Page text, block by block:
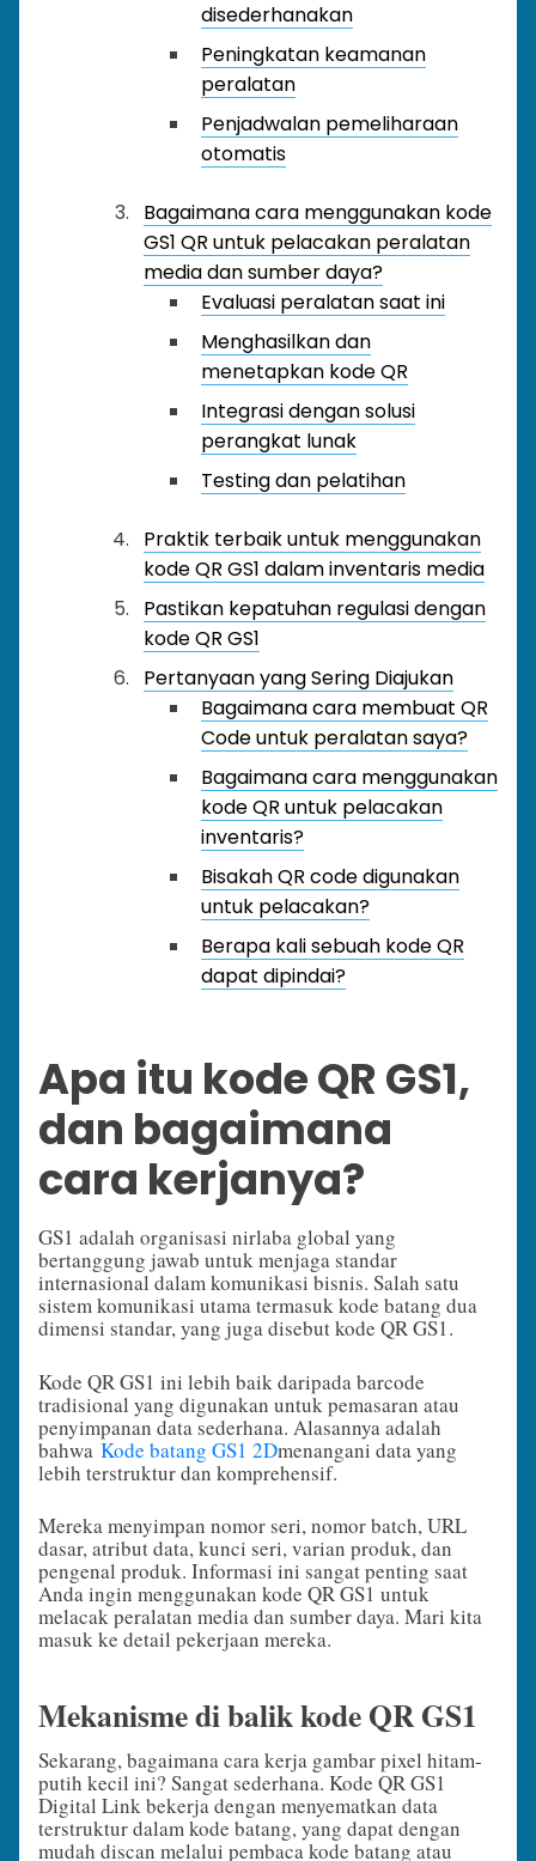
disederhanakan
Peningkatan keamanan
peralatan
Penjadwalan pemeliharaan
otomatis
Bagaimana cara menggunakan kode
GS1 QR untuk pelacakan peralatan
media dan sumber daya?
Evaluasi peralatan saat ini
Menghasilkan dan
menetapkan kode QR
Integrasi dengan solusi
perangkat lunak
Testing dan pelatihan
Praktik terbaik untuk menggunakan
kode QR GS1 dalam inventaris media
Pastikan kepatuhan regulasi dengan
kode QR GS1
Pertanyaan yang Sering Diajukan
Bagaimana cara membuat QR
Code untuk peralatan saya?
Bagaimana cara menggunakan
kode QR untuk pelacakan
inventaris?
Bisakah QR code digunakan
untuk pelacakan?
Berapa kali sebuah kode QR
dapat dipindai?
Apa itu kode QR GS1,
dan bagaimana
cara kerjanya?
GS1 adalah organisasi nirlaba global yang
bertanggung jawab untuk menjaga standar
internasional dalam komunikasi bisnis. Salah satu
sistem komunikasi utama termasuk kode batang dua
dimensi standar, yang juga disebut kode QR GS1.
Kode QR GS1 ini lebih baik daripada barcode
tradisional yang digunakan untuk pemasaran atau
penyimpanan data sederhana. Alasannya adalah
bahwa Kode batang GS1 2Dmenangani data yang
lebih terstruktur dan komprehensif.
Mereka menyimpan nomor seri, nomor batch, URL
dasar, atribut data, kunci seri, varian produk, dan
pengenal produk. Informasi ini sangat penting saat
Anda ingin menggunakan kode QR GS1 untuk
melacak peralatan media dan sumber daya. Mari kita
masuk ke detail pekerjaan mereka.
Mekanisme di balik kode QR GS1
Sekarang, bagaimana cara kerja gambar pixel hitam-
putih kecil ini? Sangat sederhana. Kode QR GS1
Digital Link bekerja dengan menyematkan data
terstruktur dalam kode batang, yang dapat dengan
mudah discan melalui pembaca kode batang atau